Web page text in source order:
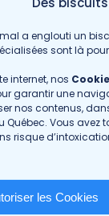
a englouti un
sont là
internet, nos
garantir une
nos contenus,
Québec. Vous avez
risque
les Cookies
d’emploi